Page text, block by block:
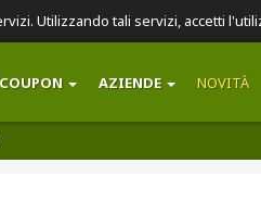
Utilizzando tali servizi, accetti
AZIENDE NOVITÀ